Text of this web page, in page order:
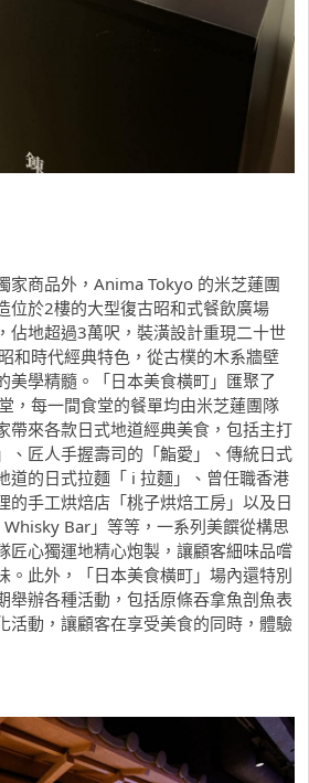
家商品外，Anima Tokyo 的米芝蓮團
位於2樓的大型復古昭和式餐飲廣場
地超過3萬呎，裝潢設計重現二十世
和時代經典特色，從古樸的木系牆壁
美學精髓。「日本美食橫町」匯聚了
，每一間食堂的餐單均由米芝蓮團隊
帶來各款日式地道經典美食，包括主打
、匠人手握壽司的「鮨愛」、傳統日式
道的日式拉麵「 i 拉麵」、曾任職香港
的手工烘焙店「桃子烘焙工房」以及日
Bar」等等，一系列美饌從構思
匠心獨運地精心炮製，讓顧客細味品嚐
。此外，「日本美食橫町」場內還特別
舉辦各種活動，包括原條吞拿魚剖魚表
活動，讓顧客在享受美食的同時，體驗